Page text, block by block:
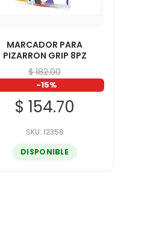
MARCADOR PARA
PIZARRON GRIP 8PZ
$ 182.00
-15%
$ 154.70
SKU: 12358
DISPONIBLE